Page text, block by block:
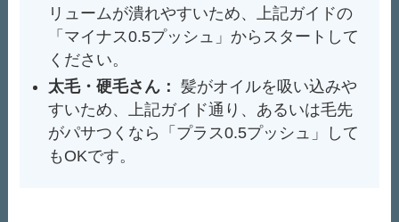
リュームが潰れやすいため、上記ガイドの
「マイナス0.5プッシュ」からスタートして
ください。
太毛・硬毛さん： 髪がオイルを吸い込みや
すいため、上記ガイド通り、あるいは毛先
がパサつくなら「プラス0.5プッシュ」して
もOKです。